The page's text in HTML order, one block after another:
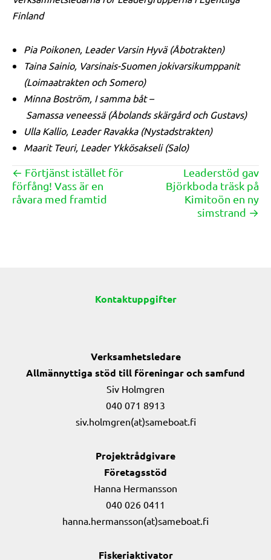
Finland
Pia Poikonen, LeaderVarsin Hyvä (Åbotrakten)
Taina Sainio, Varsinais-Suomen jokivarsikumppanit
(Loimaatrakten ochSomero)
Minna Boström, I samma båt –
Samassa veneessä(Åbolands skärgård och Gustavs)
Ulla Kallio, LeaderRavakka(Nystadstrakten)
Maarit Teuri, Leader Ykkösakseli (Salo)
Posts
navigation
← Förtjänst istället för
förfång! Vass är en
råvara med framtid
Leaderstöd gav
Björkboda träsk på
Kimitoön en ny
simstrand →
Kontaktuppgifter
Verksamhetsledare
Allmännyttiga stöd till föreningar och samfund
Siv Holmgren
040 071 8913
siv.holmgren(at)sameboat.fi
Projektrådgivare
Företagsstöd
Hanna Hermansson
040 026 0411
hanna.hermansson(at)sameboat.fi
Fiskeriaktivator